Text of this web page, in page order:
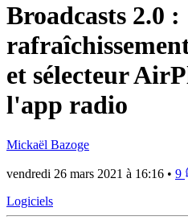
Broadcasts 2.0 :
et sélecteur
l'app radio
Mickaël Bazoge
vendredi 26 mars 2021 à 16:16 • 9
Logiciels